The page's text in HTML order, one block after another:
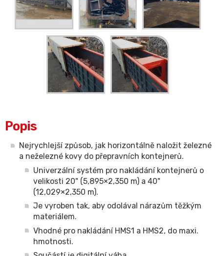
Popis
Nejrychlejší způsob, jak horizontálně naložit železné
a neželezné kovy do přepravních kontejnerů.
Univerzální systém pro nakládání kontejnerů o
velikosti 20" (5,895×2,350 m) a 40"
(12,029×2,350 m).
Je vyroben tak, aby odolával nárazům těžkým
materiálem.
Vhodné pro nakládání HMS1 a HMS2, do maxi.
hmotnosti.